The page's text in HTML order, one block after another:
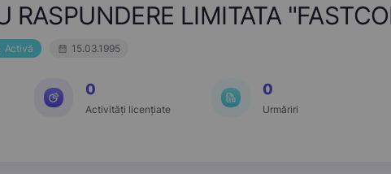
RASPUNDERE LIMITATA
Activă 15.03.1995
0
Activități licențiate
0
Urmăriri